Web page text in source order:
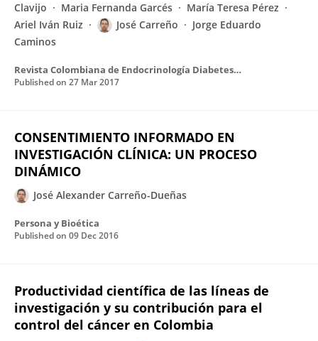
Clavijo
Maria Fernanda Garcés
María Teresa Pérez
Ariel Iván Ruiz
José Carreño
Jorge Eduardo
Caminos
Revista Colombiana de Endocrinología Diabetes & Metabolismo
Published on 27 Mar 2017
CONSENTIMIENTO INFORMADO EN
INVESTIGACIÓN CLÍNICA: UN PROCESO
DINÁMICO
José Alexander Carreño-Dueñas
Persona y Bioética
Published on 09 Dec 2016
Productividad científica de las líneas de
investigación y su contribución para el
control del cáncer en Colombia